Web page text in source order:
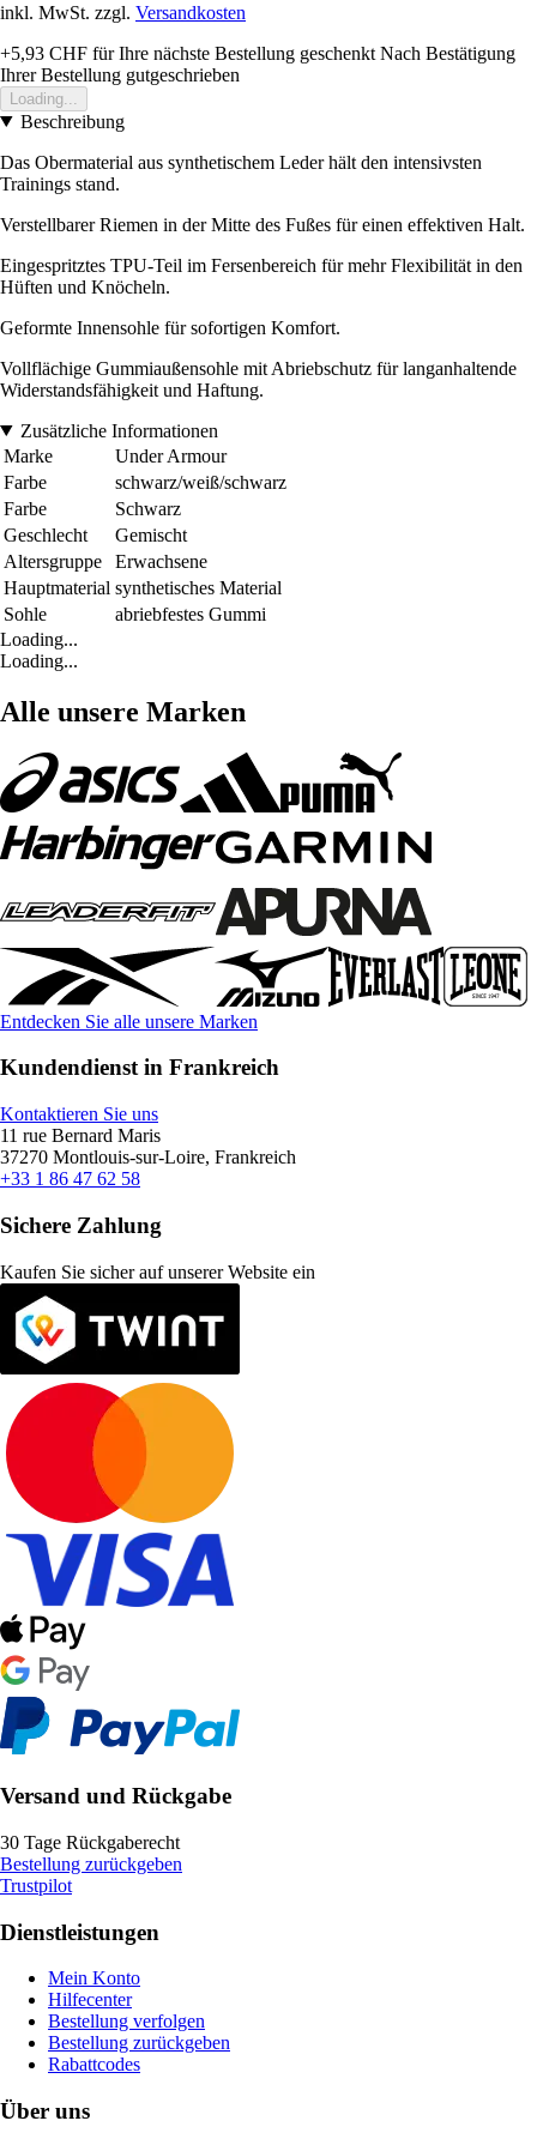
inkl. MwSt. zzgl. Versandkosten
+5,93 CHF für Ihre nächste Bestellung geschenkt Nach Bestätigung
Ihrer Bestellung gutgeschrieben
Loading...
Beschreibung
Das Obermaterial aus synthetischem Leder hält den intensivsten
Trainings stand.
Verstellbarer Riemen in der Mitte des Fußes für einen effektiven Halt.
Eingespritztes TPU-Teil im Fersenbereich für mehr Flexibilität in den
Hüften und Knöcheln.
Geformte Innensohle für sofortigen Komfort.
Vollflächige Gummiaußensohle mit Abriebschutz für langanhaltende
Widerstandsfähigkeit und Haftung.
Zusätzliche Informationen
Marke
Under Armour
Farbe
schwarz/weiß/schwarz
Farbe
Schwarz
Geschlecht
Gemischt
Altersgruppe
Erwachsene
Hauptmaterial synthetisches Material
Sohle
abriebfestes Gummi
Loading...
Loading...
Alle unsere Marken
Entdecken Sie alle unsere Marken
Kundendienst in Frankreich
Kontaktieren Sie uns
11 rue Bernard Maris
37270 Montlouis-sur-Loire, Frankreich
+33 1 86 47 62 58
Sichere Zahlung
Kaufen Sie sicher auf unserer Website ein
Versand und Rückgabe
30 Tage Rückgaberecht
Bestellung zurückgeben
Trustpilot
Dienstleistungen
Mein Konto
Hilfecenter
Bestellung verfolgen
Bestellung zurückgeben
Rabattcodes
Über uns